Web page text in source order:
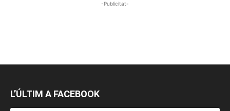
-Publicitat-
L’ÚLTIM A FACEBOOK